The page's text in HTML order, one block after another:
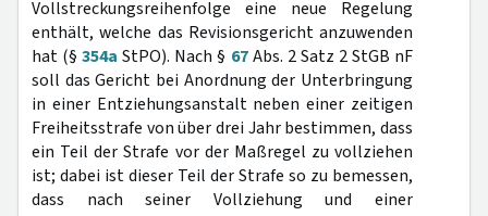
Vollstreckungsreihenfolge eine neue Regelung
enthält, welche das Revisionsgericht anzuwenden
hat (§354a StPO). Nach § 67Abs. 2 Satz 2 StGB nF
soll das Gericht bei Anordnung der Unterbringung
in einer Entziehungsanstalt neben einer zeitigen
Freiheitsstrafe von über drei Jahr bestimmen, dass
ein Teil der Strafe vor der Maßregel zu vollziehen
ist; dabei ist dieser Teil der Strafe so zu bemessen,
dass nach seiner Vollziehung und einer